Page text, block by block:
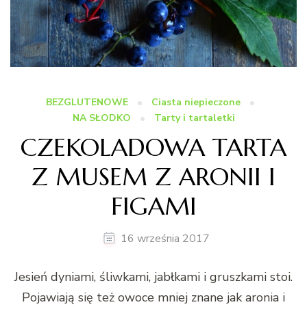
BEZGLUTENOWE
Ciasta niepieczone
NA SŁODKO
Tarty i tartaletki
CZEKOLADOWA TARTA
Z MUSEM Z ARONII I
FIGAMI
16 września 2017
Jesień dyniami, śliwkami, jabłkami i gruszkami stoi.
Pojawiają się też owoce mniej znane jak aronia i